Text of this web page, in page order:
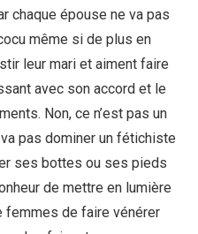
chaque épouse ne va pas
même si de plus en
leur mari et aiment faire
avec son accord et le
Non, ce n’est pas un
pas dominer un fétichiste
ses bottes ou ses pieds
de mettre en lumière
femmes de faire vénérer